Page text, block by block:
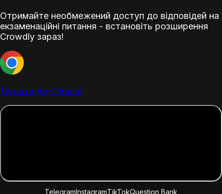
Отримайте необмежений доступ до відповідей на
екзаменаційні питання - встановіть розширення
Crowdly зараз!
Додати до Chrome
TelegramInstagramTikTokQuestion Bank